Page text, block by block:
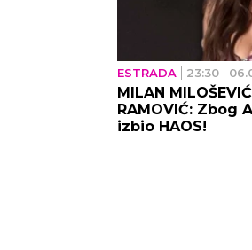
ESTRADA 23:30
MILAN
RAMOVIĆ: Zbog
izbio HAOS!